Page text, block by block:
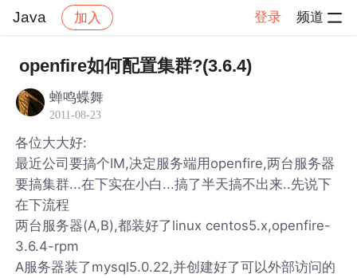
Java 加入 登录 频道
Java 帖子详情
openfire如何配置集群?(3.6.4)
蝉鸣蝶舞
2011-08-23
各位大大好:
最近公司要搞个IM,决定服务端用openfire,两台服务器
要搞集群...在下实在小白...搞了半天搞不出来..先说下
在下流程
两台服务器(A,B),都装好了linux centos5.x,openfire-
3.6.4-rpm
A服务器装了mysql5.0.22,并创建好了可以外部访问的